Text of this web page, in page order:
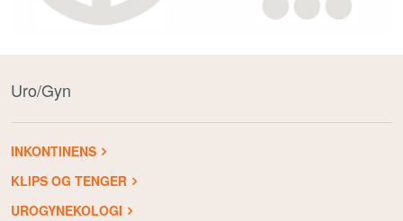
Uro/Gyn
INKONTINENS
KLIPS OG TENGER
UROGYNEKOLOGI